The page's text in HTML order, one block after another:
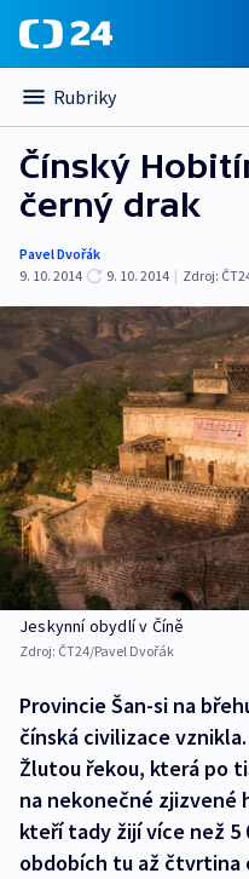
Rubriky
Čínský
černý drak
Pavel Dvořák
9. 10. 2014
9. 10. 2014 | Zdroj:
Jeskynní obydlí v Číně
Zdroj: ČT24/Pavel Dvořák
Provincie Šan-si na
čínská civilizace
Žlutou řekou, která po
na nekonečné zjizvené
kteří tady žijí více než 5
obdobích tu až čtvrtina